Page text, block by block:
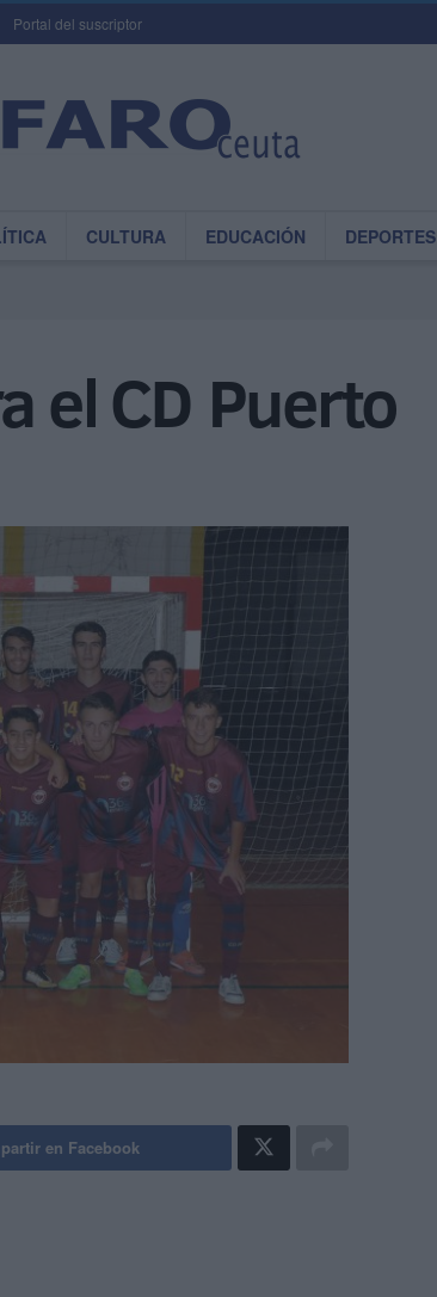
Portal del suscriptor
CULTURA EDUCACIÓN DEPORTES
el CD Puerto
en Facebook